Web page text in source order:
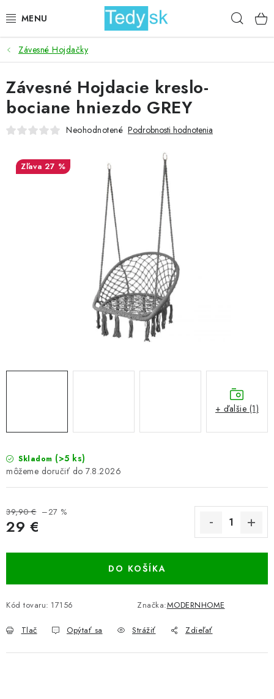
na
BICYKLE
ZÁHRADA
DOMÁCNOSŤ
GALÉRIA OD ZÁKAZNÍKOV
Dopravné a platobné podmienky
Galéria od Zákaznikov
Závesné Hojdačky
Skladom (>5 ks)
7.8.2026
39,90 € –27 %
29 €
DO KOŠÍKA
Kód tovaru: 17156 Značka:MODERNHOME
Tlač Opýtať sa Strážiť Zdieľať
Závesné Hojdacie kreslo-
bociane hniezdo GREY
Neohodnotené Podrobnosti hodnotenia
27 %
+ ďalšie (1)